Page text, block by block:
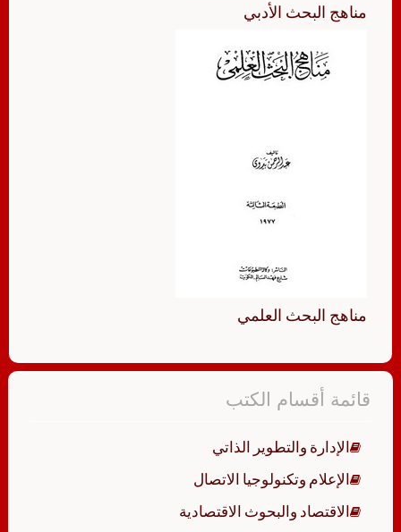
مناهج البحث الأدبي
مناهج البحث العلمي
قائمة أقسام الكتب
الإدارة والتطوير الذاتي
الإعلام وتكنولوجيا الاتصال
الاقتصاد والبحوث الاقتصادية